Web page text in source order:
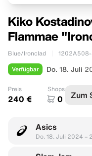
Kiko
Flammae
Blue/Ironclad
Verfügbar Do. 18. Juli
Preis
240 €
Shops
0 Zum
Asics
Do. 18. Juli 2024 –